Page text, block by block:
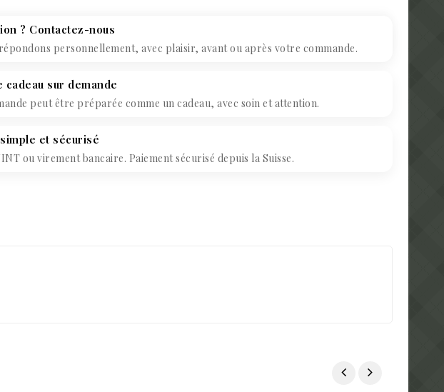
? Contactez-nous
personnellement, avec plaisir, avant ou après votre commande.
cadeau sur demande
peut être préparée comme un cadeau, avec soin et attention.
et sécurisé
ou virement bancaire. Paiement sécurisé depuis la Suisse.